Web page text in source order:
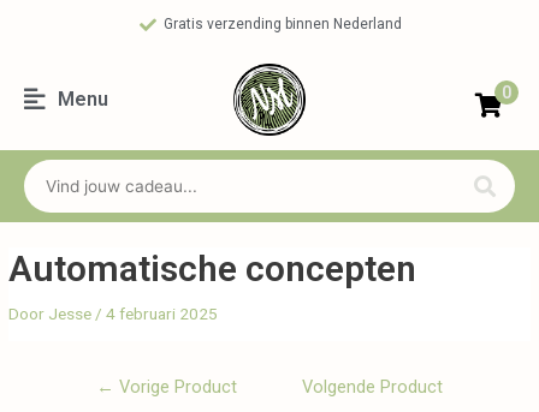
Gratis verzending binnen Nederland
Menu 0
Automatische concepten
Door Jesse /4 februari 2025
← Vorige Product
Volgende Product